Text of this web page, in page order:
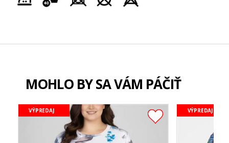
MOHLO BY SA VÁM PÁČIŤ
VÝPREDAJ VÝPREDAJ